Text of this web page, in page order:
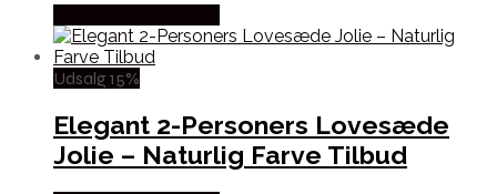
Udsalg 15%
Elegant 2-Personers Lovesæde
Jolie – Naturlig Farve Tilbud